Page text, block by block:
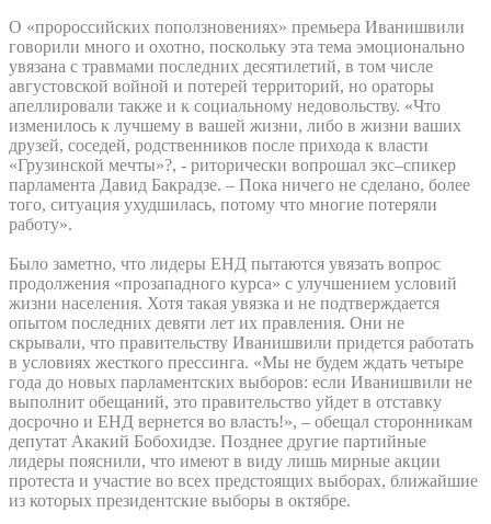
О «пророссийских поползновениях» премьера Иванишвили
говорили много и охотно, поскольку эта тема эмоционально
увязана с травмами последних десятилетий, в том числе
августовской войной и потерей территорий, но ораторы
апеллировали также и к социальному недовольству. «Что
изменилось к лучшему в вашей жизни, либо в жизни ваших
друзей, соседей, родственников после прихода к власти
«Грузинской мечты»?, - риторически вопрошал экс–спикер
парламента Давид Бакрадзе. – Пока ничего не сделано, более
того, ситуация ухудшилась, потому что многие потеряли
работу».
Было заметно, что лидеры ЕНД пытаются увязать вопрос
продолжения «прозападного курса» с улучшением условий
жизни населения. Хотя такая увязка и не подтверждается
опытом последних девяти лет их правления. Они не
скрывали, что правительству Иванишвили придется работать
в условиях жесткого прессинга. «Мы не будем ждать четыре
года до новых парламентских выборов: если Иванишвили не
выполнит обещаний, это правительство уйдет в отставку
досрочно и ЕНД вернется во власть!», – обещал сторонникам
депутат Акакий Бобохидзе. Позднее другие партийные
лидеры пояснили, что имеют в виду лишь мирные акции
протеста и участие во всех предстоящих выборах, ближайшие
из которых президентские выборы в октябре.